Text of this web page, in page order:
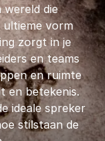
wereld die
vorm
zorgt in je
en teams
en ruimte
en betekenis.
ideale spreker
stilstaan de